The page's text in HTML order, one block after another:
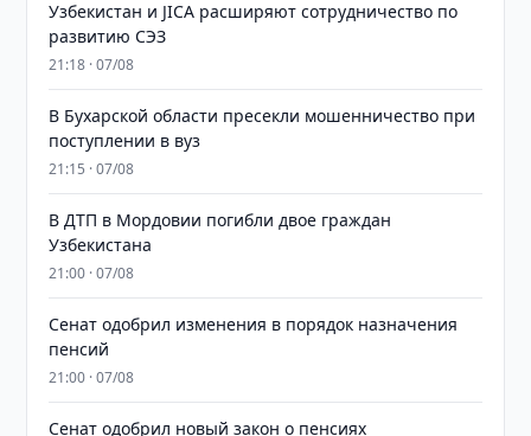
Узбекистан и JICA расширяют сотрудничество по
развитию СЭЗ
21:18 · 07/08
В Бухарской области пресекли мошенничество при
поступлении в вуз
21:15 · 07/08
В ДТП в Мордовии погибли двое граждан
Узбекистана
21:00 · 07/08
Сенат одобрил изменения в порядок назначения
пенсий
21:00 · 07/08
Сенат одобрил новый закон о пенсиях